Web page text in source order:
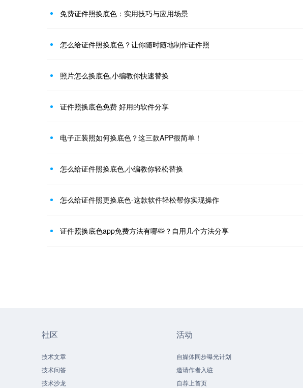
免费证件照换底色：实用技巧与应用场景
怎么给证件照换底色？让你随时随地制作证件照
照片怎么换底色,小编教你快速替换
证件照换底色免费 好用的软件分享
电子正装照如何换底色？这三款APP很简单！
怎么给证件照换底色,小编教你轻松替换
怎么给证件照更换底色-这款软件轻松帮你实现操作
证件照换底色app免费方法有哪些？自用几个方法分享
社区
技术文章
技术问答
技术沙龙
活动
自媒体同步曝光计划
邀请作者入驻
自荐上首页